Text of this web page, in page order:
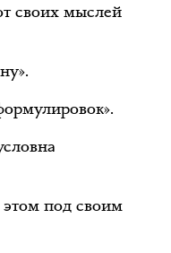
своих мыслей
этом под своим